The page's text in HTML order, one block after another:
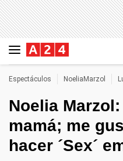
Espectáculos NoeliaMarzol
Noelia
mamá; me
hacer ´Sex´